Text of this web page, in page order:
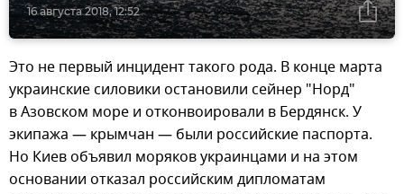
16 августа 2018, 12:52
Это не первый инцидент такого рода. В конце марта
украинские силовики остановили сейнер "Норд"
в Азовском море и отконвоировали в Бердянск. У
экипажа — крымчан — были российские паспорта.
Но Киев объявил моряков украинцами и на этом
основании отказал российским дипломатам